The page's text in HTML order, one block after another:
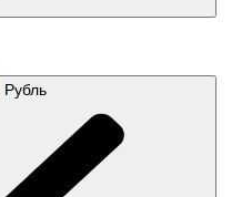
Рубль